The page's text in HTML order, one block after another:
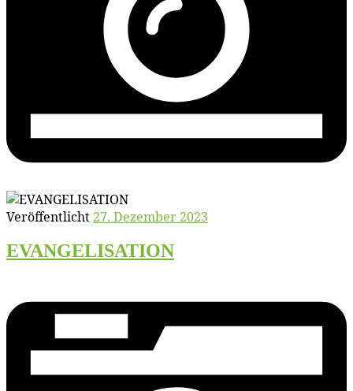
Veröffentlicht 27. Dezember 2023
EVANGELISATION